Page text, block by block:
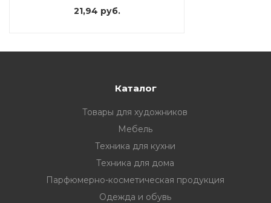
21,94 руб.
Каталог
Товары для художников
Мебель
Техника для кухни
Техника для дома
Парфюмерно-косметическая продукция
Одежда и обувь